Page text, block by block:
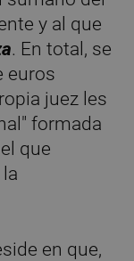
y al que
. En total, se
euros
juez les
formada
que
en que,